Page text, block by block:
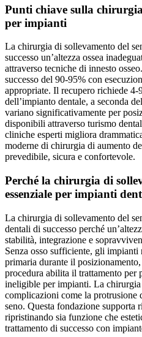
Punti chiave sulla
per impianti
La chirurgia di sollevamento del
successo un’altezza ossea
attraverso tecniche di innesto
successo del 90-95% con
appropriate. Il recupero richiede
dell’impianto dentale, a seconda
variano significativamente per
disponibili attraverso turismo
cliniche esperti migliora
moderne di chirurgia di aumento
prevedibile, sicura e confortevole.
Perché la chirurgia di
essenziale per impianti
La chirurgia di sollevamento del
dentali di successo perché
stabilità, integrazione e
Senza osso sufficiente, gli impianti
primaria durante il
procedura abilita il trattamento per
ineligible per impianti. La
complicazioni come la protrusione
seno. Questa fondazione supporta
ripristinando sia funzione che
trattamento di successo con